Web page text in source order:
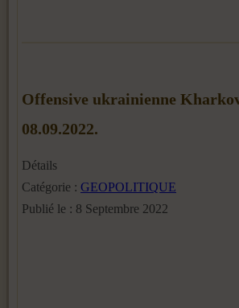
Offensive ukrainienne
08.09.2022.
Détails
Catégorie : GEOPOLITIQUE
Publié le : 8 Septembre 2022